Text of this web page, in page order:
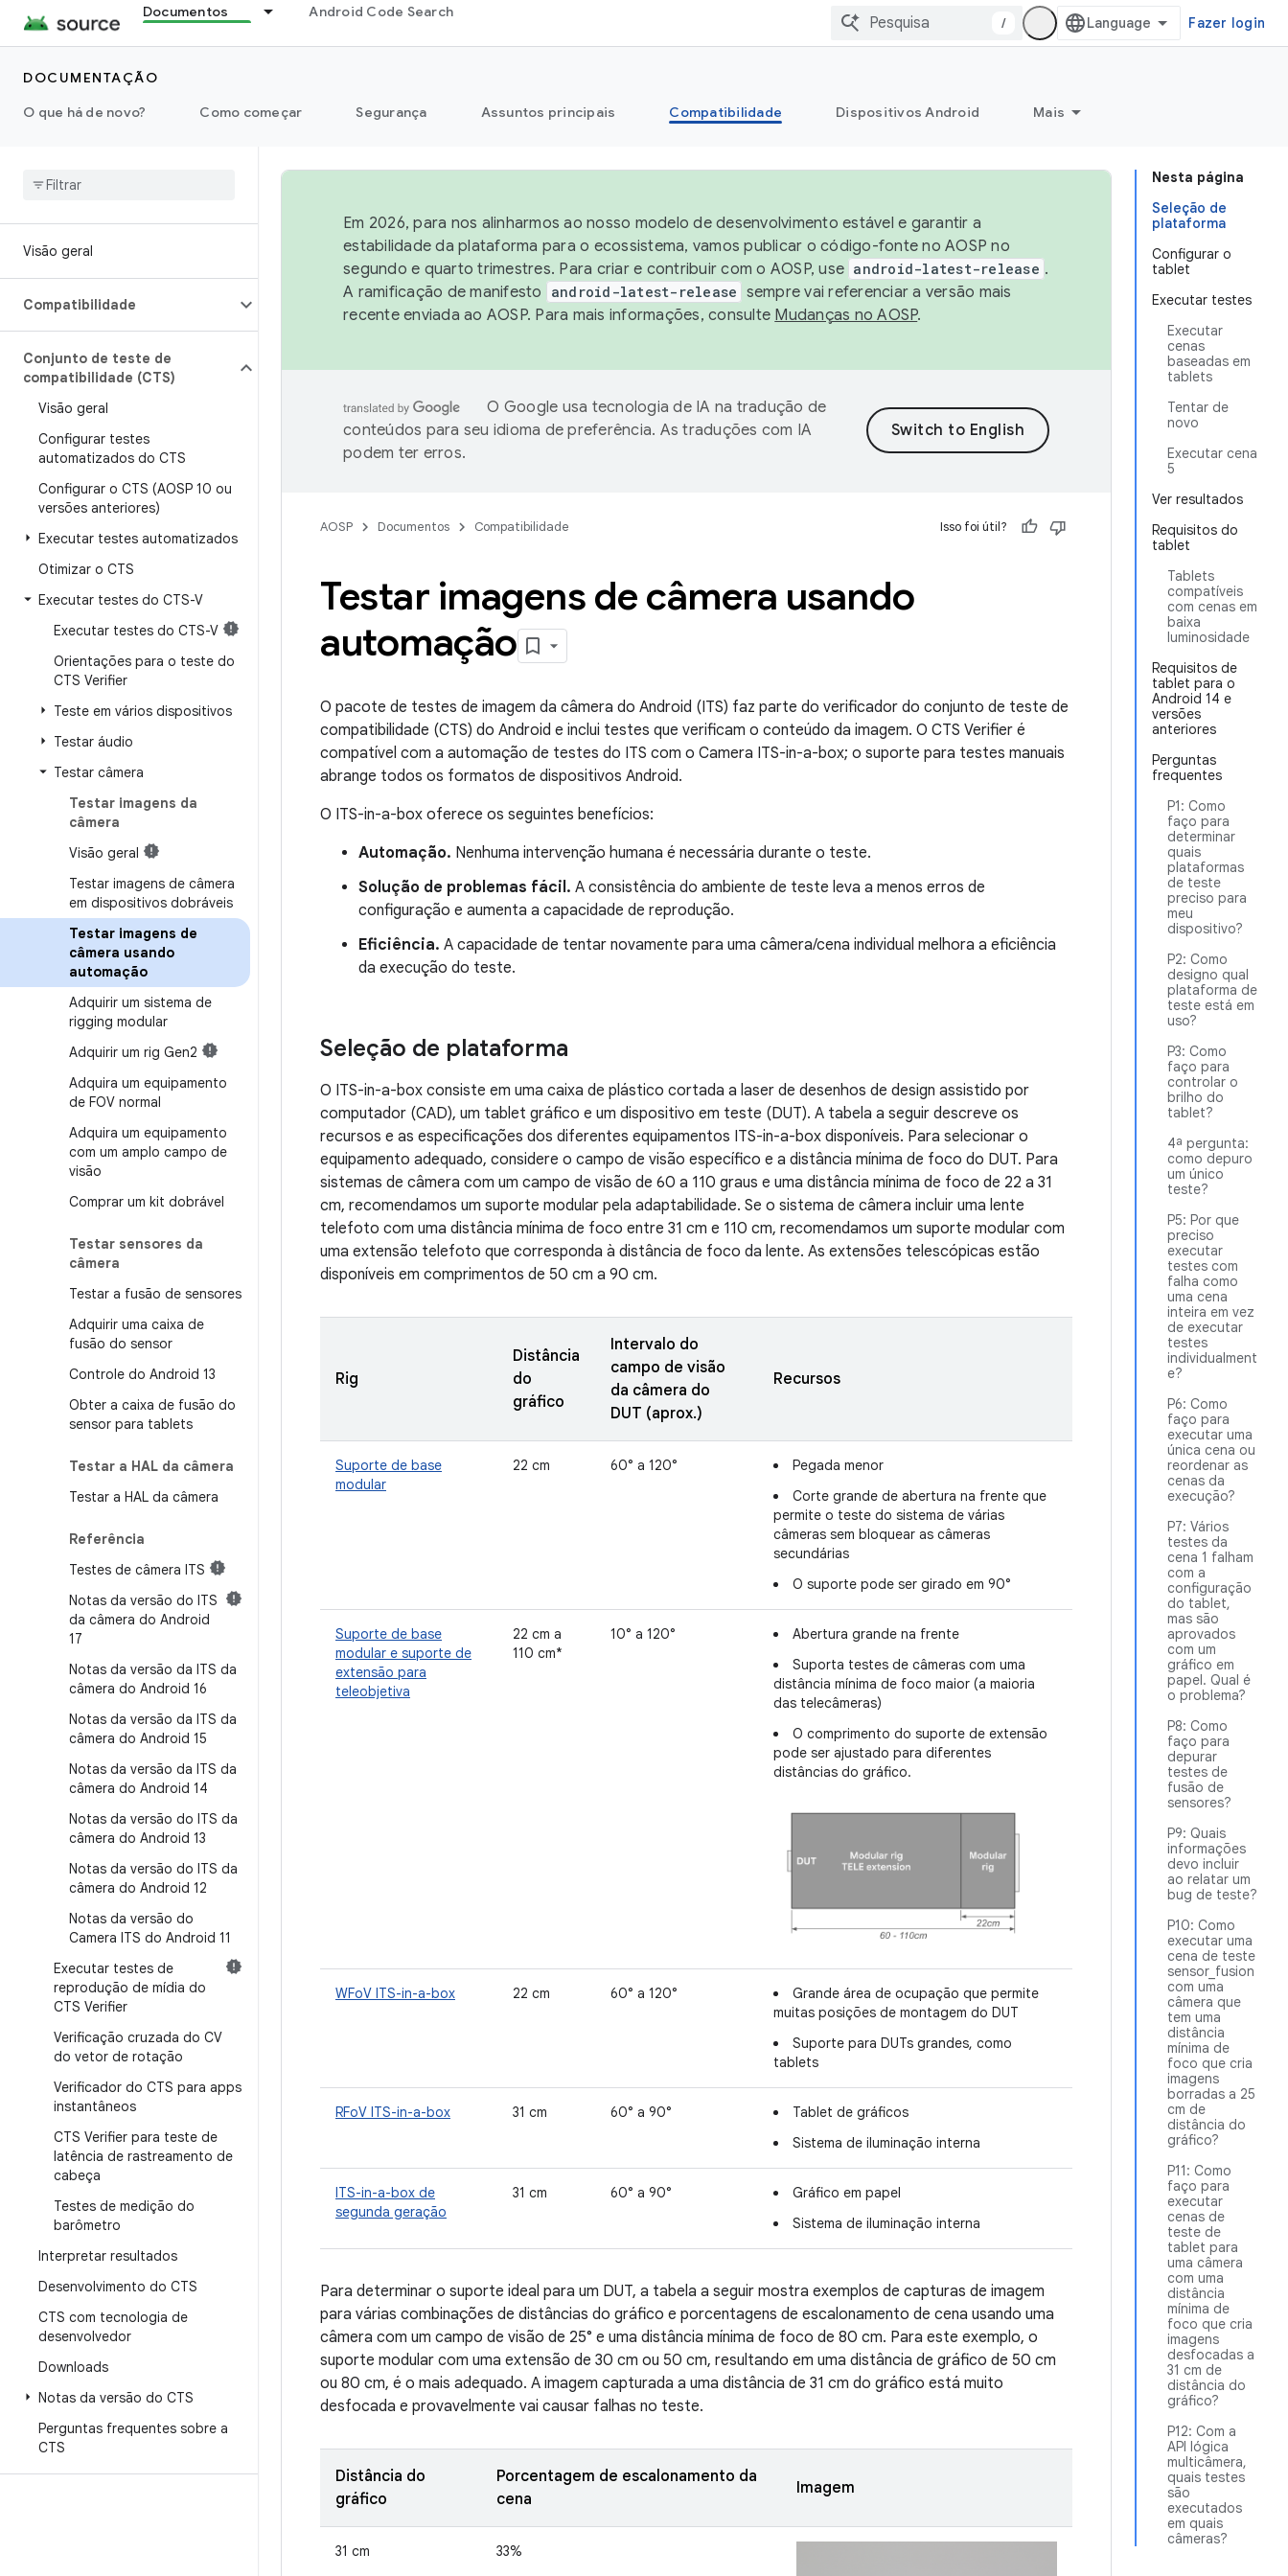
Documentos Android Code Search
/ Fazer login
DOCUMENTAÇÃO
O que há de novo?
Como começar Segurança Assuntos principais Compatibilidade Dispositivos Android Mais
Visão geral
Compatibilidade
Conjunto de teste de
compatibilidade (CTS)
Visão geral
Configurar testes
automatizados do CTS
Configurar o CTS (AOSP 10 ou
versões anteriores)
Executar testes automatizados
Otimizar o CTS
Executar testes do CTS-V
Executar testes do CTS-V
Orientações para o teste do
CTS Verifier
Teste em vários dispositivos
Testar áudio
Testar câmera
Testar imagens da
câmera
Visão geral
Testar imagens de câmera
em dispositivos dobráveis
Testar imagens de
câmera usando
automação
Adquirir um sistema de
rigging modular
Adquirir um rig Gen2
Adquira um equipamento
de FOV normal
Adquira um equipamento
com um amplo campo de
visão
Comprar um kit dobrável
Testar sensores da
câmera
Testar a fusão de sensores
Adquirir uma caixa de
fusão do sensor
Controle do Android 13
Obter a caixa de fusão do
sensor para tablets
Testar a HAL da câmera
Testar a HAL da câmera
Referência
Testes de câmera ITS
Notas da versão do ITS
da câmera do Android
17
Notas da versão da ITS da
câmera do Android 16
Notas da versão da ITS da
câmera do Android 15
Notas da versão da ITS da
câmera do Android 14
Notas da versão do ITS da
câmera do Android 13
Notas da versão do ITS da
câmera do Android 12
Notas da versão do
Camera ITS do Android 11
Executar testes de
reprodução de mídia do
CTS Verifier
Verificação cruzada do CV
do vetor de rotação
Verificador do CTS para apps
instantâneos
CTS Verifier para teste de
latência de rastreamento de
cabeça
Testes de medição do
barômetro
Interpretar resultados
Desenvolvimento do CTS
CTS com tecnologia de
desenvolvedor
Downloads
Notas da versão do CTS
Perguntas frequentes sobre a
CTS
Nesta página
Seleção de
plataforma
Configurar o
tablet
Executar testes
Executar
cenas
baseadas em
tablets
Tentar de
novo
Executar cena
5
Ver resultados
Requisitos do
tablet
Tablets
compatíveis
com cenas em
baixa
luminosidade
Requisitos de
tablet para o
Android 14 e
versões
anteriores
Perguntas
frequentes
P1: Como
faço para
determinar
quais
plataformas
de teste
preciso para
meu
dispositivo?
P2: Como
designo qual
plataforma de
teste está em
uso?
P3: Como
faço para
controlar o
brilho do
tablet?
4ª pergunta:
como depuro
um único
teste?
P5: Por que
preciso
executar
testes com
falha como
uma cena
inteira em vez
de executar
testes
individualment
e?
P6: Como
faço para
executar uma
única cena ou
reordenar as
cenas da
execução?
P7: Vários
testes da
cena 1 falham
com a
configuração
do tablet,
mas são
aprovados
com um
gráfico em
papel. Qual é
o problema?
P8: Como
faço para
depurar
testes de
fusão de
sensores?
P9: Quais
informações
devo incluir
ao relatar um
bug de teste?
P10: Como
executar uma
cena de teste
sensor_fusion
com uma
câmera que
tem uma
distância
mínima de
foco que cria
imagens
borradas a 25
cm de
distância do
gráfico?
P11: Como
faço para
executar
cenas de
teste de
tablet para
uma câmera
com uma
distância
mínima de
foco que cria
imagens
desfocadas a
31 cm de
distância do
gráfico?
P12: Com a
API lógica
multicâmera,
quais testes
são
executados
em quais
câmeras?
Em 2026, para nos alinharmos ao nosso modelo de desenvolvimento estável e garantir a
estabilidade da plataforma para o ecossistema, vamos publicar o código-fonte no AOSP no
segundo e quarto trimestres. Para criar e contribuir com o AOSP, use android-latest-release .
A ramificação de manifesto
android-latest-release sempre vai referenciar a versão mais
recente enviada ao AOSP. Para mais informações, consulte Mudanças no AOSP.
O Google usa tecnologia de IA na tradução de
conteúdos para seu idioma de preferência. As traduções com IA
podem ter erros.
AOSP Documentos Compatibilidade Isso foi útil?
Testar imagens de câmera usando
automação
O pacote de testes de imagem da câmera do Android (ITS) faz parte do verificador do conjunto de teste de
compatibilidade (CTS) do Android e inclui testes que verificam o conteúdo da imagem. O CTS Verifier é
compatível com a automação de testes do ITS com o Camera ITS-in-a-box; o suporte para testes manuais
abrange todos os formatos de dispositivos Android.
O ITS-in-a-box oferece os seguintes benefícios:
Automação. Nenhuma intervenção humana é necessária durante o teste.
Solução de problemas fácil. A consistência do ambiente de teste leva a menos erros de
configuração e aumenta a capacidade de reprodução.
Eficiência. A capacidade de tentar novamente para uma câmera/cena individual melhora a eficiência
da execução do teste.
Seleção de plataforma
O ITS-in-a-box consiste em uma caixa de plástico cortada a laser de desenhos de design assistido por
computador (CAD), um tablet gráfico e um dispositivo em teste (DUT). A tabela a seguir descreve os
recursos e as especificações dos diferentes equipamentos ITS-in-a-box disponíveis. Para selecionar o
equipamento adequado, considere o campo de visão específico e a distância mínima de foco do DUT. Para
sistemas de câmera com um campo de visão de 60 a 110 graus e uma distância mínima de foco de 22 a 31
cm, recomendamos um suporte modular pela adaptabilidade. Se o sistema de câmera incluir uma lente
telefoto com uma distância mínima de foco entre 31 cm e 110 cm, recomendamos um suporte modular com
uma extensão telefoto que corresponda à distância de foco da lente. As extensões telescópicas estão
disponíveis em comprimentos de 50 cm a 90 cm.
Rig
Distância
do
gráfico
Intervalo do
campo de visão
da câmera do
DUT (aprox.)
Recursos
Suporte de base
modular
22 cm 60° a 120°
Pegada menor
Corte grande de abertura na frente que
permite o teste do sistema de várias
câmeras sem bloquear as câmeras
secundárias
O suporte pode ser girado em 90°
Suporte de base
modular e suporte de
extensão para
teleobjetiva
22 cm a
110 cm*
10° a 120°
Abertura grande na frente
Suporta testes de câmeras com uma
distância mínima de foco maior (a maioria
das telecâmeras)
O comprimento do suporte de extensão
pode ser ajustado para diferentes
distâncias do gráfico.
WFoV ITS-in-a-box 22 cm 60° a 120°
Grande área de ocupação que permite
muitas posições de montagem do DUT
Suporte para DUTs grandes, como
tablets
RFoV ITS-in-a-box 31 cm 60° a 90°
Tablet de gráficos
Sistema de iluminação interna
ITS-in-a-box de
segunda geração
31 cm 60° a 90°
Gráfico em papel
Sistema de iluminação interna
Para determinar o suporte ideal para um DUT, a tabela a seguir mostra exemplos de capturas de imagem
para várias combinações de distâncias do gráfico e porcentagens de escalonamento de cena usando uma
câmera com um campo de visão de 25° e uma distância mínima de foco de 80 cm. Para este exemplo, o
suporte modular com uma extensão de 30 cm ou 50 cm, resultando em uma distância de gráfico de 50 cm
ou 80 cm, é o mais adequado. A imagem capturada a uma distância de 31 cm do gráfico está muito
desfocada e provavelmente vai causar falhas no teste.
Distância do
gráfico
Porcentagem de escalonamento da
cena
Imagem
31 cm 33%